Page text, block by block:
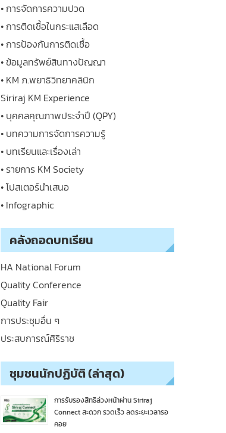
• การจัดการความปวด
• การติดเชื้อในกระแสเลือด
• การป้องกันการติดเชื้อ
• ข้อมูลทรัพย์สินทางปัญญา
• KM ภ.พยาธิวิทยาคลินิก
Siriraj KM Experience
• บุคคลคุณภาพประจำปี (QPY)
• บทความการจัดการความรู้
• บทเรียนและเรื่องเล่า
• รายการ KM Society
• โปสเตอร์นำเสนอ
• Infographic
คลังถอดบทเรียน
HA National Forum
Quality Conference
Quality Fair
การประชุมอื่น ๆ
ประสบการณ์ศิริราช
ชุมชนนักปฏิบัติ (ล่าสุด)
การรับรองสิทธิล่วงหน้าผ่าน Siriraj
Connect สะดวก รวดเร็ว ลดระยะเวลารอ
คอย